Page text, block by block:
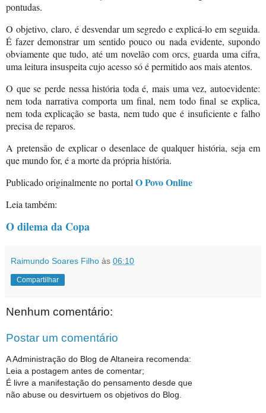
pontudas.
O objetivo, claro, é desvendar um segredo e explicá-lo em seguida.
É fazer demonstrar um sentido pouco ou nada evidente, supondo
obviamente que tudo, até um novelão com orcs, guarda uma cifra,
uma leitura insuspeita cujo acesso só é permitido aos mais atentos.
O que se perde nessa história toda é, mais uma vez, autoevidente:
nem toda narrativa comporta um final, nem todo final se explica,
nem toda explicação se basta, nem tudo que é insuficiente e falho
precisa de reparos.
A pretensão de explicar o desenlace de qualquer história, seja em
que mundo for, é a morte da própria história.
Publicado originalmente no portal O Povo Online
Leia também:
O dilema da Copa
Raimundo Soares Filho às 06:10
Compartilhar
Nenhum comentário:
Postar um comentário
A Administração do Blog de Altaneira recomenda:
Leia a postagem antes de comentar;
É livre a manifestação do pensamento desde que
não abuse ou desvirtuem os objetivos do Blog.